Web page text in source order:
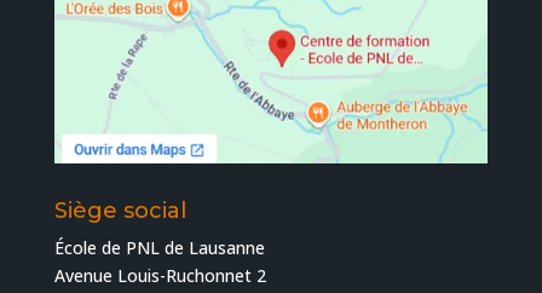
Siège social
École de PNL de Lausanne
Avenue Louis-Ruchonnet 2